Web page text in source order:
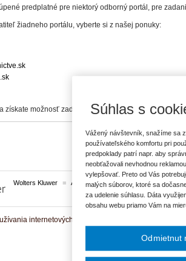
predplatné pre niektorý odborný portál, pre
žiadneho portálu, vyberte si z našej ponuky:
získate možnosť zadať svoje otázky, prípadne prístup
Wolters Kluwer ASPI Komplexné právne predpisy
internetových služieb a komunitných portálov
Súhlas s
Vážený návštevník, snažíme sa
používateľského komfortu pri
predpoklady patrí napr. aby
neobťažovali nevhodnou
vylepšovať. Preto od Vás
malých súborov, ktoré sa
za udelenie súhlasu. Dáta
obsahu webu priamo Vám na
Odmietnut